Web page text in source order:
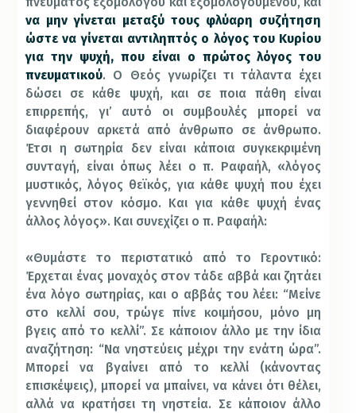
να μην γίνεται μεταξύ τους φλύαρη συζήτηση
ώστε να γίνεται αντιληπτός ο λόγος του Κυρίου
για την ψυχή, που είναι ο πρώτος λόγος του
πνευματικού. Ο Θεός γνωρίζει τι τάλαντα έχει
δώσει σε κάθε ψυχή, και σε ποια πάθη είναι
επιρρεπής, γι’ αυτό οι συμβουλές μπορεί να
διαφέρουν αρκετά από άνθρωπο σε άνθρωπο.
Έτσι η σωτηρία δεν είναι κάποια συγκεκριμένη
συνταγή, είναι όπως λέει ο π. Ραφαήλ, «λόγος
μυστικός, λόγος θεϊκός, για κάθε ψυχή που έχει
γεννηθεί στον κόσμο. Και για κάθε ψυχή ένας
άλλος λόγος». Και συνεχίζει ο π. Ραφαήλ:
«Θυμάστε το περιστατικό από το Γεροντικό:
Έρχεται ένας μοναχός στον τάδε αββά και ζητάει
ένα λόγο σωτηρίας, και ο αββάς του λέει: “Μείνε
στο κελλί σου, τρώγε πίνε κοιμήσου, μόνο μη
βγεις από το κελλί”. Σε κάποιον άλλο με την ίδια
αναζήτηση: “Να νηστεύεις μέχρι την ενάτη ώρα”.
Μπορεί να βγαίνει από το κελλί (κάνοντας
επισκέψεις), μπορεί να μπαίνει, να κάνει ότι θέλει,
αλλά να κρατήσει τη νηστεία. Σε κάποιον άλλο